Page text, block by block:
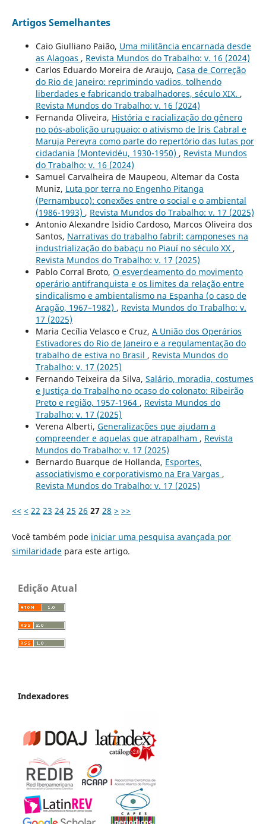
Artigos Semelhantes
Caio Giulliano Paião, Uma militância encarnada desde
as Alagoas , Revista Mundos do Trabalho: v. 16 (2024)
Carlos Eduardo Moreira de Araujo, Casa de Correção
do Rio de Janeiro: reprimindo vadios, tolhendo
liberdades e fabricando trabalhadores, século XIX. ,
Revista Mundos do Trabalho: v. 16 (2024)
Fernanda Oliveira, História e racialização do gênero
no pós-abolição uruguaio: o ativismo de Iris Cabral e
Maruja Pereyra como parte do repertório das lutas por
cidadania (Montevidéu, 1930-1950) , Revista Mundos
do Trabalho: v. 16 (2024)
Samuel Carvalheira de Maupeou, Altemar da Costa
Muniz, Luta por terra no Engenho Pitanga
(Pernambuco): conexões entre o social e o ambiental
(1986-1993) , Revista Mundos do Trabalho: v. 17 (2025)
Antonio Alexandre Isidio Cardoso, Marcos Oliveira dos
Santos, Narrativas do trabalho fabril: camponeses na
industrialização do babaçu no Piauí no século XX ,
Revista Mundos do Trabalho: v. 17 (2025)
Pablo Corral Broto, O esverdeamento do movimento
operário antifranquista e os limites da relação entre
sindicalismo e ambientalismo na Espanha (o caso de
Aragão, 1967–1982) , Revista Mundos do Trabalho: v.
17 (2025)
Maria Cecília Velasco e Cruz, A União dos Operários
Estivadores do Rio de Janeiro e a regulamentação do
trabalho de estiva no Brasil , Revista Mundos do
Trabalho: v. 17 (2025)
Fernando Teixeira da Silva, Salário, moradia, costumes
e Justiça do Trabalho no ocaso do colonato: Ribeirão
Preto e região, 1957-1964 , Revista Mundos do
Trabalho: v. 17 (2025)
Verena Alberti, Generalizações que ajudam a
compreender e aquelas que atrapalham , Revista
Mundos do Trabalho: v. 17 (2025)
Bernardo Buarque de Hollanda, Esportes,
associativismo e corporativismo na Era Vargas ,
Revista Mundos do Trabalho: v. 17 (2025)
<< < 22 23 24 25 26 27 28 > >>
Você também pode iniciar uma pesquisa avançada por
similaridadepara este artigo.
Edição Atual
Indexadores